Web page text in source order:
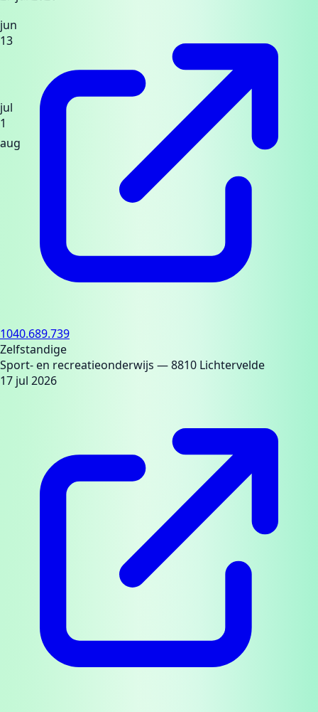
jun
13
jul
1
aug
1040.689.739
Zelfstandige
Sport- en recreatieonderwijs — 8810 Lichtervelde
17 jul 2026